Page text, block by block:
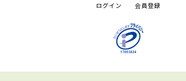
ログイン 会員登録